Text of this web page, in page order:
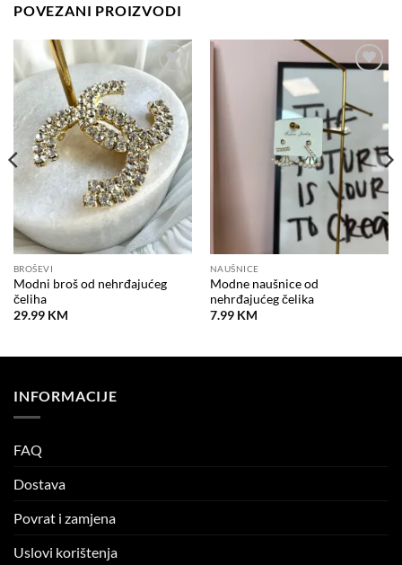
POVEZANI PROIZVODI
Dodaj
na
listu
želja
BROŠEVI
Modni broš od nehrđajućeg
čeliha
29.99 KM
listu
želja
NAUŠNICE
Modne naušnice od
nehrđajućeg čelika
7.99 KM
INFORMACIJE
FAQ
Dostava
Povrat i zamjena
Uslovi korištenja